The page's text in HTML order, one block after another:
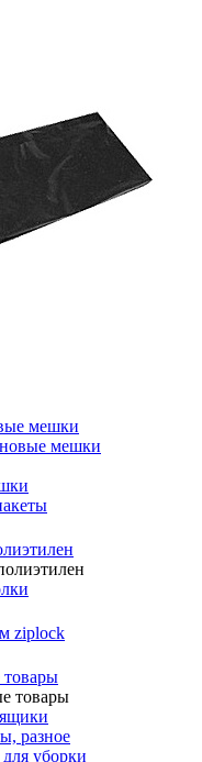
мешки
мешки
ziplock
товары
товары
разное
уборки